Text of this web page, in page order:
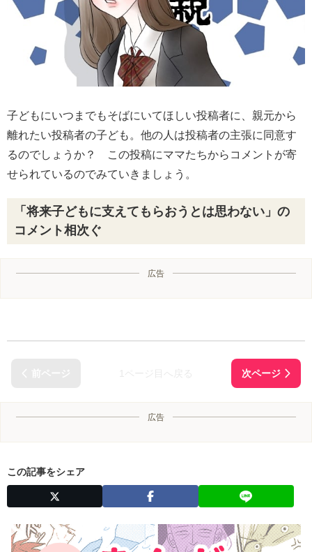
子どもにいつまでもそばにいてほしい投稿者に、親元から
離れたい投稿者の子ども。他の人は投稿者の主張に同意す
るのでしょうか？ この投稿にママたちからコメントが寄
せられているのでみていきましょう。
「将来子どもに支えてもらおうとは思わない」の
コメント相次ぐ
広告
広告
この記事をシェア